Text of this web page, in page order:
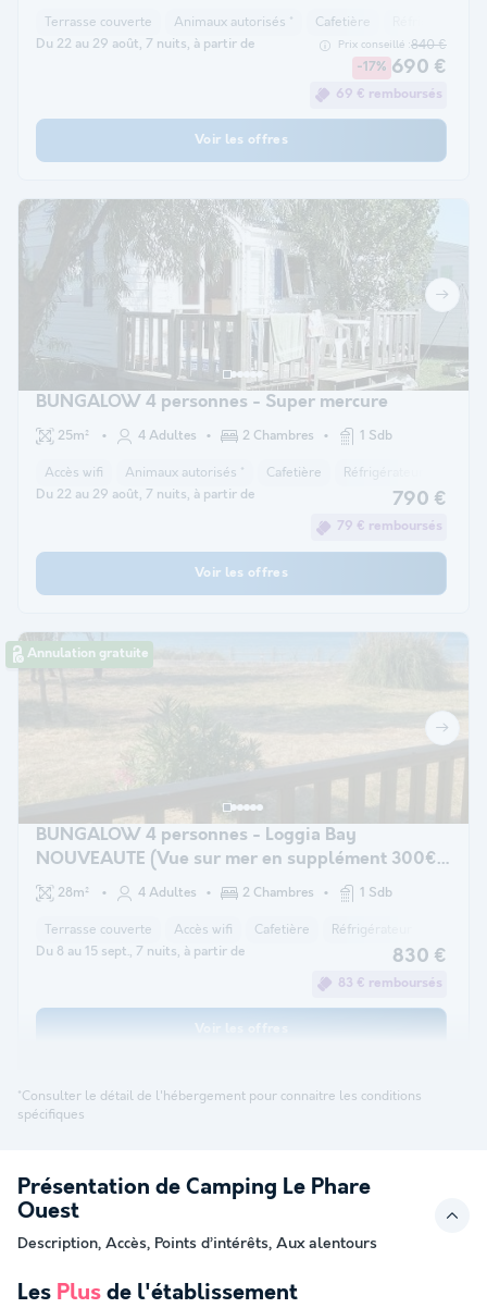
Terrasse couverte Animaux autorisés * Cafetière
Du 22 au 29 août, 7 nuits, à partir de Prix conseillé :840 €
-17% 690 €
69 € remboursés
Voir les offres
BUNGALOW 4 personnes - Super mercure
25m² 4 Adultes 2 Chambres 1 Sdb
Accès wifi Animaux autorisés * Cafetière Réfrigérateur
Du 22 au 29 août, 7 nuits, à partir de 790 €
79 € remboursés
Voir les offres
Annulation gratuite
BUNGALOW 4 personnes - Loggia Bay
NOUVEAUTE (Vue sur mer en supplément 300€ à
réservé avant l'arrivée)
28m² 4 Adultes 2 Chambres 1 Sdb
Terrasse couverte Accès wifi Cafetière Réfrigérateur
Du 8 au 15 sept., 7 nuits, à partir de 830 €
83 € remboursés
*Consulter le détail de l'hébergement pour connaitre les conditions
spécifiques
Présentation de Camping Le Phare
Ouest
Description, Accès, Points d’intérêts, Aux alentours
Les Plus de l'établissement